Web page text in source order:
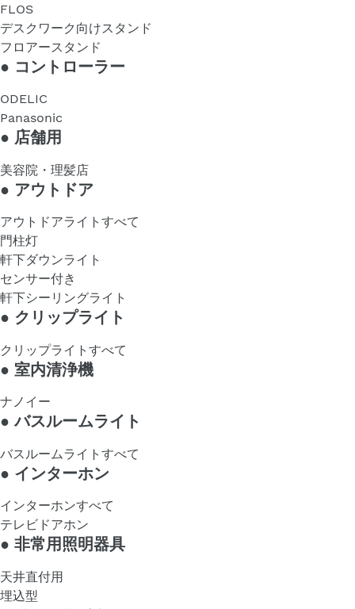
FLOS
デスクワーク向けスタンド
フロアースタンド
● コントローラー
ODELIC
Panasonic
● 店舗用
美容院・理髪店
● アウトドア
アウトドアライトすべて
門柱灯
軒下ダウンライト
センサー付き
軒下シーリングライト
● クリップライト
クリップライトすべて
● 室内清浄機
ナノイー
●バスルームライト
バスルームライトすべて
● インターホン
インターホンすべて
テレビドアホン
● 非常用照明器具
天井直付用
埋込型